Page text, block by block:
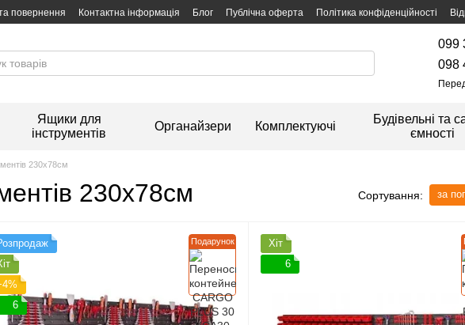
повернення Контактна інформація Блог Публічна оферта Політика конфіденційності
099
098
Ящики для
інструментів
Органайзери Комплектуючі
Будівельні та
ємності
230х78см
230х78см Сортування: за
Подарунок
6
Хіт
6